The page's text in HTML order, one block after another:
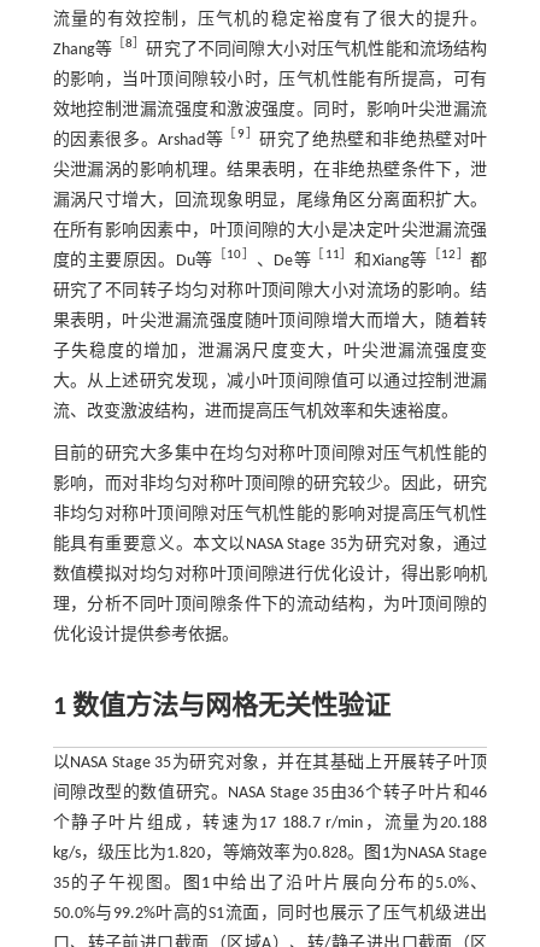
流量的有效控制，压气机的稳定裕度有了很大的提升。
Zhang等［8］研究了不同间隙大小对压气机性能和流场结构
的影响，当叶顶间隙较小时，压气机性能有所提高，可有
效地控制泄漏流强度和激波强度。同时，影响叶尖泄漏流
的因素很多。Arshad等 ［9］研究了绝热壁和非绝热壁对叶
尖泄漏涡的影响机理。结果表明，在非绝热壁条件下，泄
漏涡尺寸增大，回流现象明显，尾缘角区分离面积扩大。
在所有影响因素中，叶顶间隙的大小是决定叶尖泄漏流强
度的主要原因。Du等 ［10］ 、De等 ［ 11］ 和Xiang等 ［12］都
研究了不同转子均匀对称叶顶间隙大小对流场的影响。结
果表明，叶尖泄漏流强度随叶顶间隙增大而增大，随着转
子失稳度的增加，泄漏涡尺度变大，叶尖泄漏流强度变
大。从上述研究发现，减小叶顶间隙值可以通过控制泄漏
流、改变激波结构，进而提高压气机效率和失速裕度。
目前的研究大多集中在均匀对称叶顶间隙对压气机性能的
影响，而对非均匀对称叶顶间隙的研究较少。因此，研究
非均匀对称叶顶间隙对压气机性能的影响对提高压气机性
能具有重要意义。本文以NASA Stage 35为研究对象，通过
数值模拟对均匀对称叶顶间隙进行优化设计，得出影响机
理，分析不同叶顶间隙条件下的流动结构，为叶顶间隙的
优化设计提供参考依据。
1 数值方法与网格无关性验证
以NASA Stage 35为研究对象，并在其基础上开展转子叶顶
间隙改型的数值研究。NASA Stage 35由36个转子叶片和46
个静子叶片组成，转速为17 188.7 r/min，流量为20.188
kg/s，级压比为1.820，等熵效率为0.828。
图1为NASA Stage
35的子午视图。
图1 中给出了沿叶片展向分布的5.0%、
50.0%与99.2%叶高的S1流面，同时也展示了压气机级进出